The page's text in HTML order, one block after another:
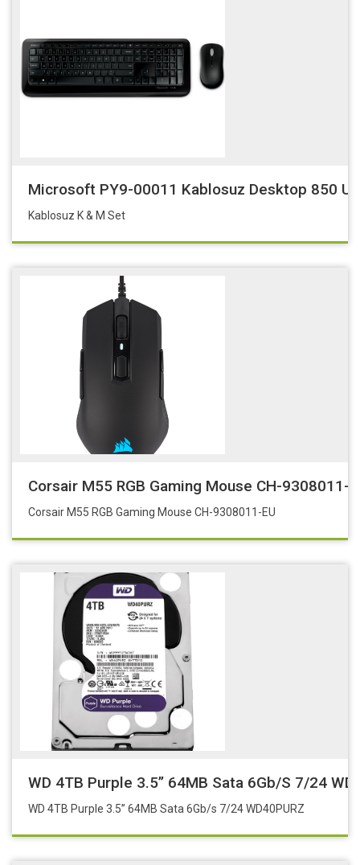
Microsoft PY9-00011 Kablosuz Desktop 850
Kablosuz K & M Set
Corsair M55 RGB Gaming Mouse CH-9308011-
Corsair M55 RGB Gaming Mouse CH-9308011-EU
WD 4TB Purple 3.5’’ 64MB Sata 6Gb/s 7/24
WD 4TB Purple 3.5’’ 64MB Sata 6Gb/s 7/24 WD40PURZ